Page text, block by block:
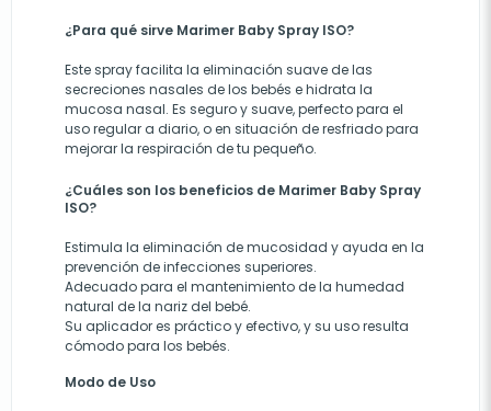
¿Para qué sirve Marimer Baby Spray ISO?
Este spray facilita la eliminación suave de las
secreciones nasales de los bebés e hidrata la
mucosa nasal. Es seguro y suave, perfecto para el
uso regular a diario, o en situación de resfriado para
mejorar la respiración de tu pequeño.
¿Cuáles son los beneficios de Marimer Baby Spray
ISO?
Estimula la eliminación de mucosidad y ayuda en la
prevención de infecciones superiores.
Adecuado para el mantenimiento de la humedad
natural de la nariz del bebé.
Su aplicador es práctico y efectivo, y su uso resulta
cómodo para los bebés.
Modo de Uso